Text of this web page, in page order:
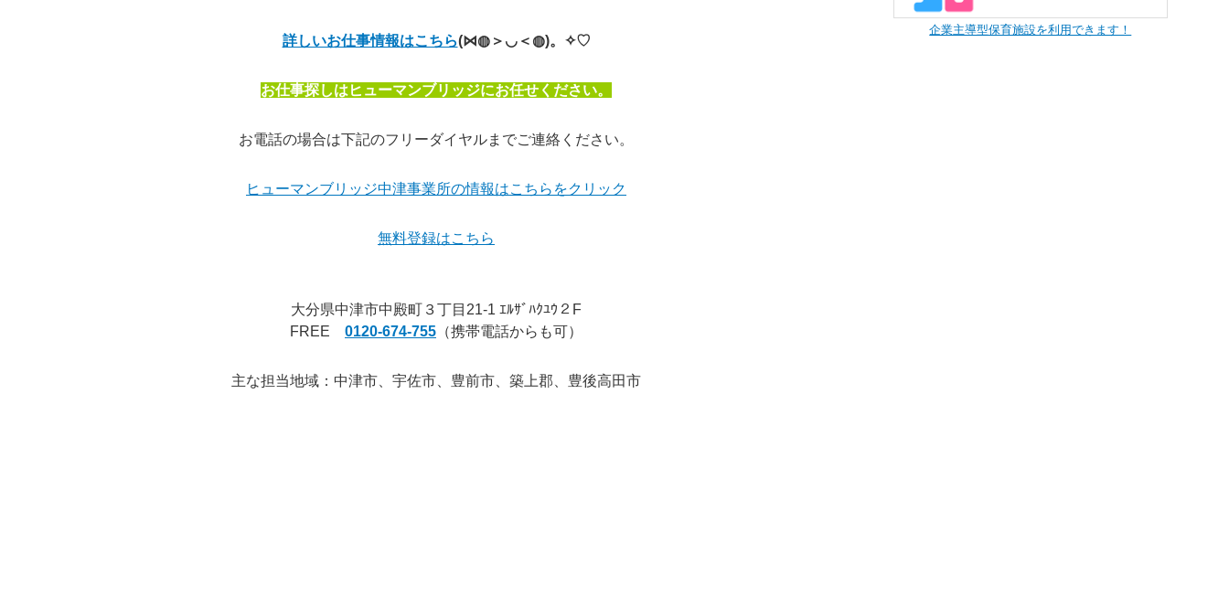
詳しいお仕事情報はこちら(⋈◍＞◡＜◍)。✧♡
お仕事探しはヒューマンブリッジにお任せください。
お電話の場合は下記のフリーダイヤルまでご連絡ください。
ヒューマンブリッジ中津事業所の情報はこちらをクリック
無料登録はこちら
大分県中津市中殿町３丁目21-1 ｴﾙｻﾞﾊｸﾕｳ２F
FREE 0120-674-755 （携帯電話からも可）
主な担当地域：中津市、宇佐市、豊前市、築上郡、豊後高田市
企業主導型保育施設を利用できます！